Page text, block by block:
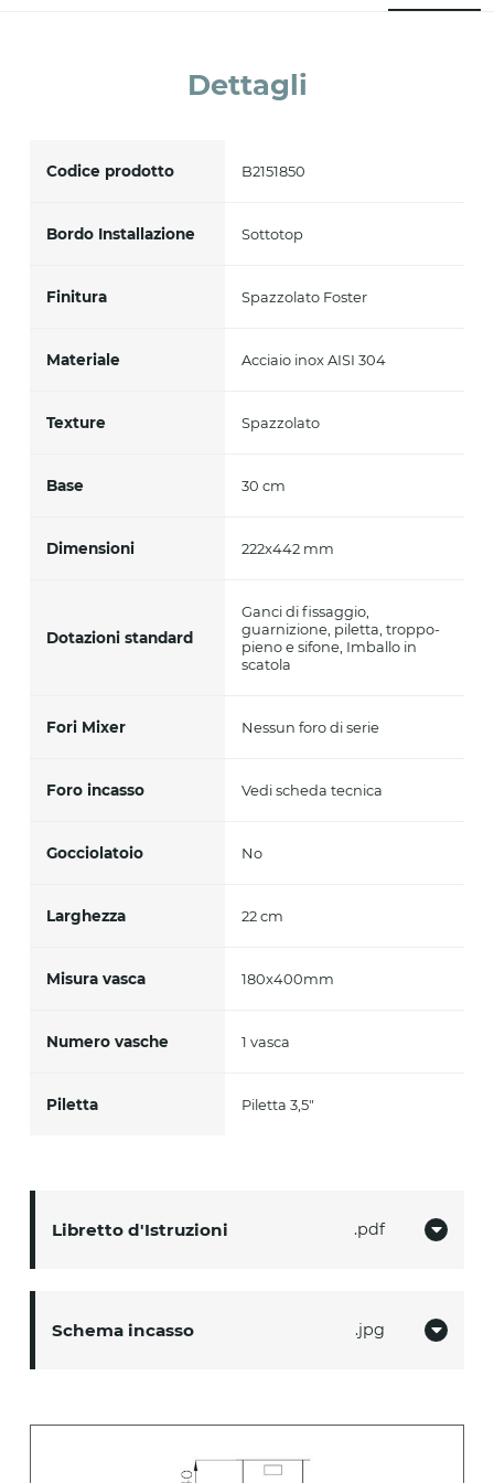
Dettagli
Libretto d'Istruzioni pdf
Schema incasso jpg
Codice prodotto B2151850
Bordo Installazione Sottotop
Finitura Spazzolato Foster
Materiale Acciaio inox AISI 304
Texture Spazzolato
Base 30 cm
Dimensioni 222x442 mm
Dotazioni standard
Ganci di fissaggio,
guarnizione, piletta, troppo-
pieno e sifone, Imballo in
scatola
Fori Mixer Nessun foro di serie
Foro incasso Vedi scheda tecnica
Gocciolatoio No
Larghezza 22 cm
Misura vasca 180x400mm
Numero vasche 1 vasca
Piletta Piletta 3,5"